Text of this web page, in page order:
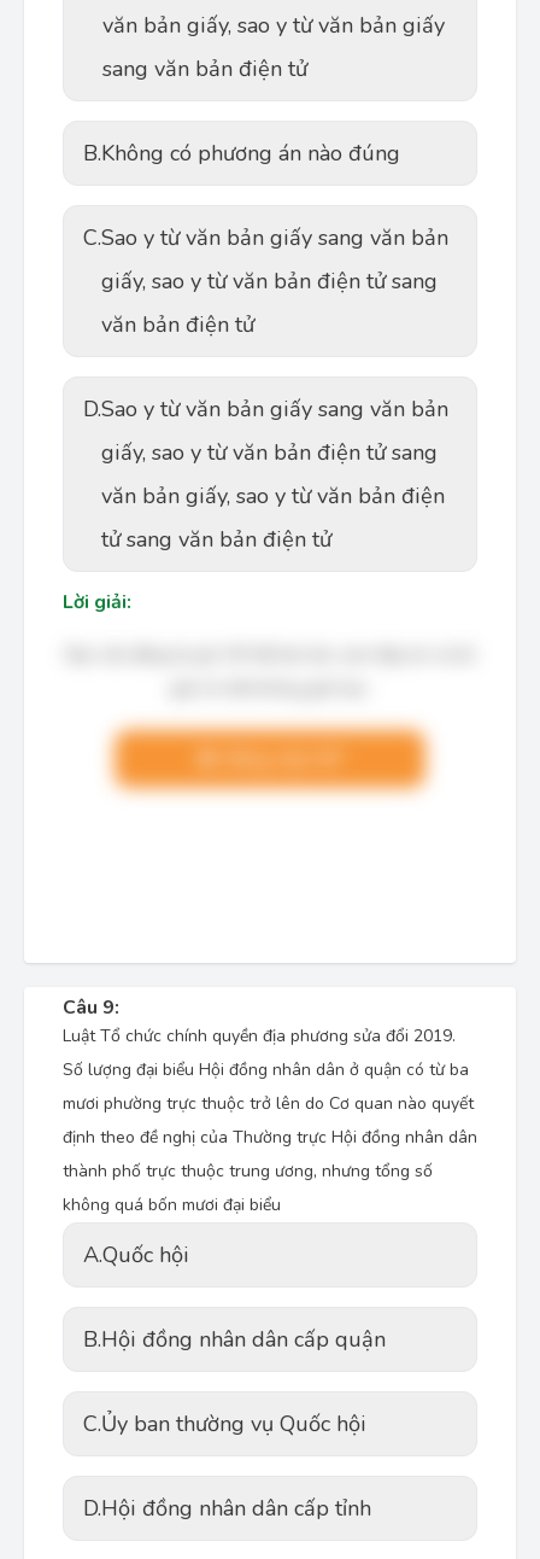
văn bản giấy, sao y từ văn bản giấy
sang văn bản điện tử
B.Không có phương án nào đúng
C.Sao y từ văn bản giấy sang văn bản
giấy, sao y từ văn bản điện tử sang
văn bản điện tử
D.Sao y từ văn bản giấy sang văn bản
giấy, sao y từ văn bản điện tử sang
văn bản giấy, sao y từ văn bản điện
tử sang văn bản điện tử
Lời giải:
Câu 9:
Luật Tổ chức chính quyền địa phương sửa đổi 2019.
Số lượng đại biểu Hội đồng nhân dân ở quận có từ ba
mươi phường trực thuộc trở lên do Cơ quan nào quyết
định theo đề nghị của Thường trực Hội đồng nhân dân
thành phố trực thuộc trung ương, nhưng tổng số
không quá bốn mươi đại biểu
A.Quốc hội
B.Hội đồng nhân dân cấp quận
C.Ủy ban thường vụ Quốc hội
D.Hội đồng nhân dân cấp tỉnh